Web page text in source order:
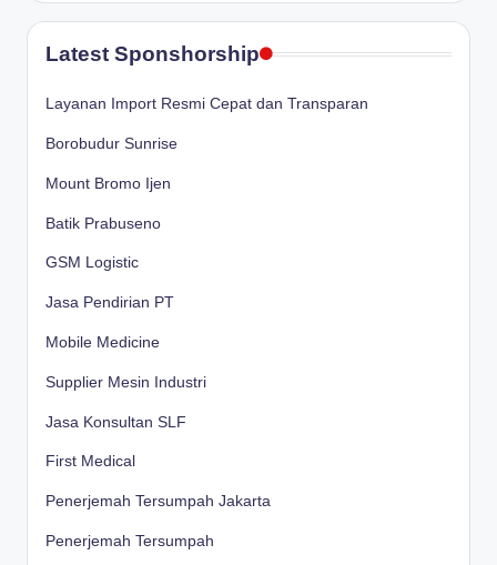
Latest Sponshorship
Layanan Import Resmi Cepat dan Transparan
Borobudur Sunrise
Mount Bromo Ijen
Batik Prabuseno
GSM Logistic
Jasa Pendirian PT
Mobile Medicine
Supplier Mesin Industri
Jasa Konsultan SLF
First Medical
Penerjemah Tersumpah Jakarta
Penerjemah Tersumpah